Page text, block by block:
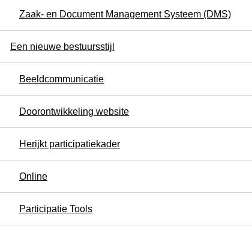
Zaak- en Document Management Systeem (DMS)
Een nieuwe bestuursstijl
Beeldcommunicatie
Doorontwikkeling website
Herijkt participatiekader
Online
Participatie Tools